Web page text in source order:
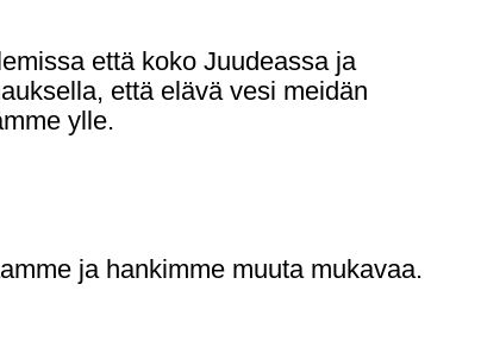
että koko Juudeassa ja
että elävä vesi meidän
ylle.
ja hankimme muuta mukavaa.